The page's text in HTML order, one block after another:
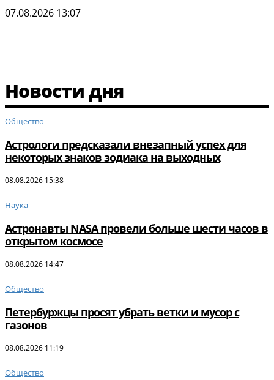
07.08.2026 13:07
Новости дня
Общество
Астрологи предсказали внезапный успех для
некоторых знаков зодиака на выходных
08.08.2026 15:38
Наука
Астронавты NASA провели больше шести часов в
открытом космосе
08.08.2026 14:47
Общество
Петербуржцы просят убрать ветки и мусор с
газонов
08.08.2026 11:19
Общество